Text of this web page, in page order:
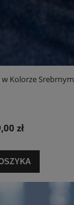
Kolorze Srebrnym
zł